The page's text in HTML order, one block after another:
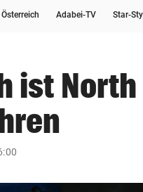
Adabei-TV Star-
ist